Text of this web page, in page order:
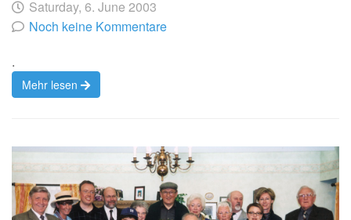
Geschrieben
von
am Saturday, 6. June 2003
Noch keine Kommentare
.
Mehr lesen